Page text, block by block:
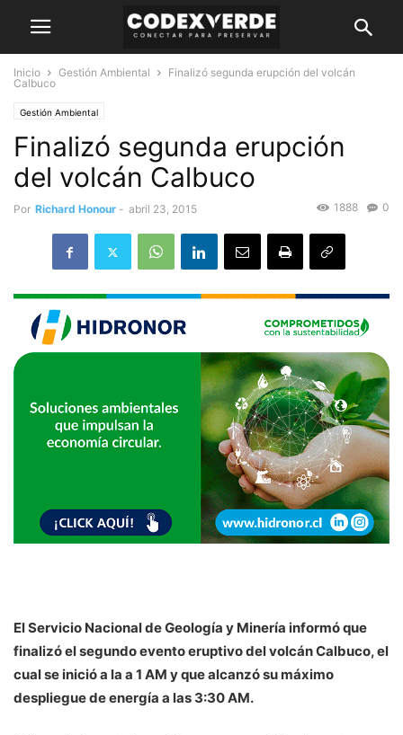
Inicio Gestión Ambiental
Finalizó segunda erupción del volcán
Calbuco
Gestión Ambiental
Finalizó segunda erupción
del volcán Calbuco
Por Richard Honour - abril 23, 2015 0
1888
El Servicio Nacional de Geología y Minería informó que
finalizó el segundo evento eruptivo del volcán Calbuco, el
cual se inició a la a 1 AM y que alcanzó su máximo
despliegue de energía a las 3:30 AM.